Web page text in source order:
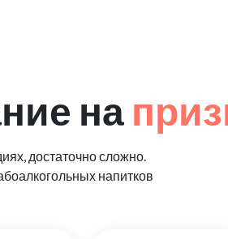
на
достаточно сложно.
напитков